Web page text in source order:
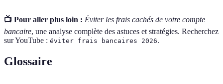
📺 Pour aller plus loin : Éviter les frais cachés de votre compte
bancaire, une analyse complète des astuces et stratégies. Recherchez
sur YouTube : éviter frais bancaires 2026.
Glossaire